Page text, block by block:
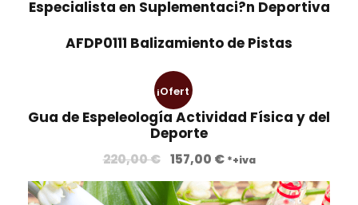
Especialista en Suplementaci?n Deportiva
AFDP0111 Balizamiento de Pistas
¡Ofert
a!
Gua de Espeleología Actividad Física y del
Deporte
220,00€ E
l
p
157,00 €E
l
p
*+iva